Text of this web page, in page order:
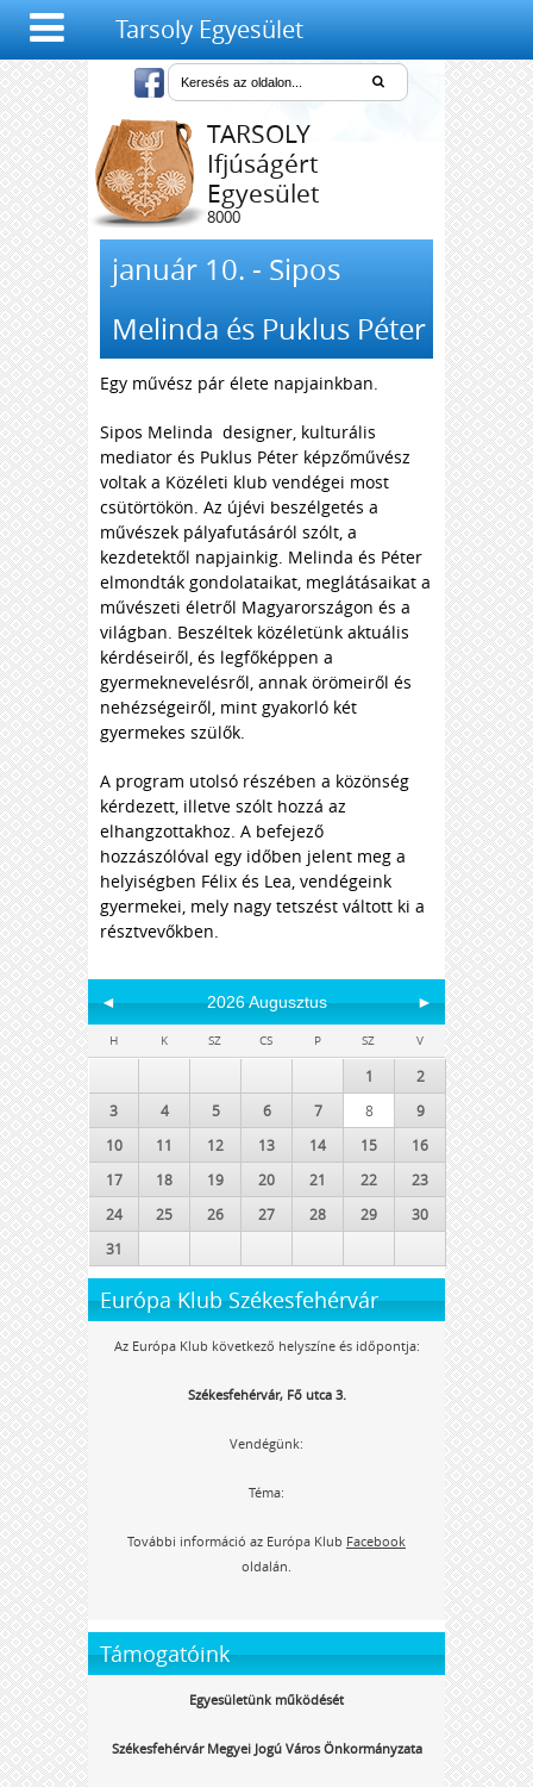
Tarsoly Egyesület
TARSOLY
Ifjúságért
Egyesület
8000
Székesfehérvár,
január 10. - Sipos
Melinda és Puklus Péter
Egy művész pár élete napjainkban.
Sipos Melinda designer, kulturális
mediator és Puklus Péter képzőművész
voltak a Közéleti klub vendégei most
csütörtökön. Az újévi beszélgetés a
művészek pályafutásáról szólt, a
kezdetektől napjainkig. Melinda és Péter
elmondták gondolataikat, meglátásaikat a
művészeti életről Magyarországon és a
világban. Beszéltek közéletünk aktuális
kérdéseiről, és legfőképpen a
gyermeknevelésről, annak örömeiről és
nehézségeiről, mint gyakorló két
gyermekes szülők.
A program utolsó részében a közönség
kérdezett, illetve szólt hozzá az
elhangzottakhoz. A befejező
hozzászólóval egy időben jelent meg a
helyiségben Félix és Lea, vendégeink
gyermekei, mely nagy tetszést váltott ki a
résztvevőkben.
◄ 2026 Augusztus ►
H K SZ CS P SZ V
1
2
3
4 5 6 7 8
9
10
11 12 13 14 15
16
17
18 19 20 21 22
23
24
25 26 27 28 29
30
31
Európa Klub Székesfehérvár
Az Európa Klub következő helyszíne és időpontja:
Székesfehérvár, Fő utca 3.
Vendégünk:
Téma:
További információ az Európa Klub Facebook
oldalán.
Támogatóink
Egyesületünk működését
Székesfehérvár Megyei Jogú Város Önkormányzata